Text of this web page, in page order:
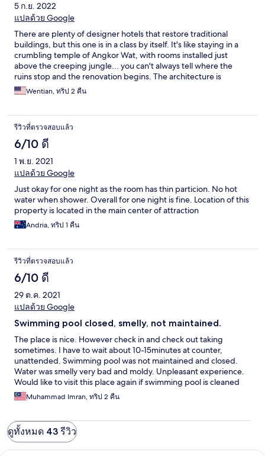
5 ก.ย. 2022
แปลด้วย Google
There are plenty of designer hotels that restore traditional
buildings, but this one is in a class by itself. It's like staying in a
crumbling temple of Angkor Wat, with rooms installed just
above the creeping jungle... you can't always tell where the
ruins stop and the renovation begins. The architecture is
endlessly fascinating but there's a price - the rooms are
cramped, there's no indoor common area, and due to the high
complex is a tourist attraction), the local temperatures are even
hotter than the overall climate. Some might find this ambience
too chaotic, but for me this was an opportunity not to be
missed.
Wentian, ทริป 2 คืน
รีวิวที่ตรวจสอบแล้ว
6/10 ดี
1 พ.ย. 2021
แปลด้วย Google
Just okay for one night as the room has thin particion. No hot
water when shower. Overall for one night is fine. Location of this
property is located in the main center of attraction
Andria, ทริป 1 คืน
รีวิวที่ตรวจสอบแล้ว
6/10 ดี
29 ต.ค. 2021
แปลด้วย Google
Swimming pool closed, smelly, not maintained.
The place is nice. However check in and check out taking
sometimes. I have to wait about 10-15minutes at counter,
unattended. Swimming pool was not maintained and closed.
Water was smelly very bad and moldy. Unpleasant experience.
Would like to visit this place again if swimming pool is cleaned
up and available for use. Biohazard: May cause aedes due to
untreated still water .
Muhammad Imran, ทริป 2 คืน
ดูทั้งหมด 43 รีวิว